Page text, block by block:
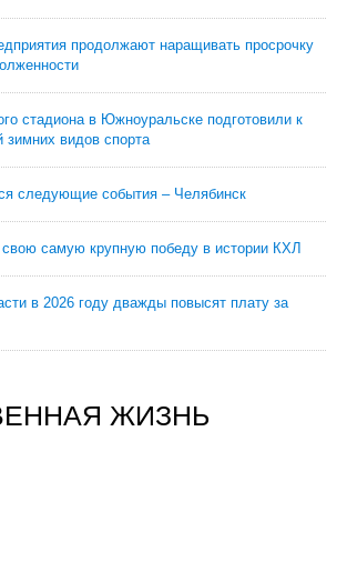
продолжают наращивать просрочку
стадиона в Южноуральске подготовили к
видов спорта
следующие события – Челябинск
самую крупную победу в истории КХЛ
в 2026 году дважды повысят плату за
ЖИЗНЬ